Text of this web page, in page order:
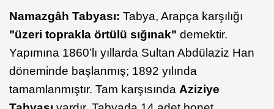
Namazgâh Tabyası: Tabya, Arapça karşılığı
"üzeri toprakla örtülü sığınak" demektir.
Yapımına 1860’lı yıllarda Sultan Abdülaziz Han
döneminde başlanmış; 1892 yılında
tamamlanmıştır. Tam karşısında Aziziye